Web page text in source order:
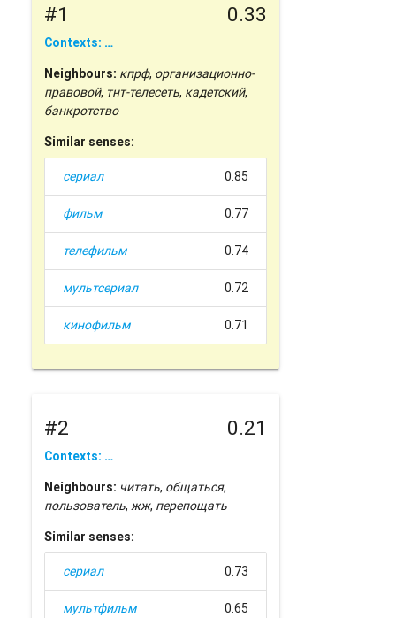
#1 0.33
Contexts: …
Neighbours: кпрф, организационно-
правовой, тнт-телесеть, кадетский,
банкротство
Similar senses:
сериал 0.85
фильм 0.77
телефильм 0.74
мультсериал 0.72
кинофильм 0.71
#2 0.21
Contexts: …
Neighbours: читать, общаться,
пользователь,жж, перепощать
Similar senses:
сериал 0.73
мультфильм 0.65